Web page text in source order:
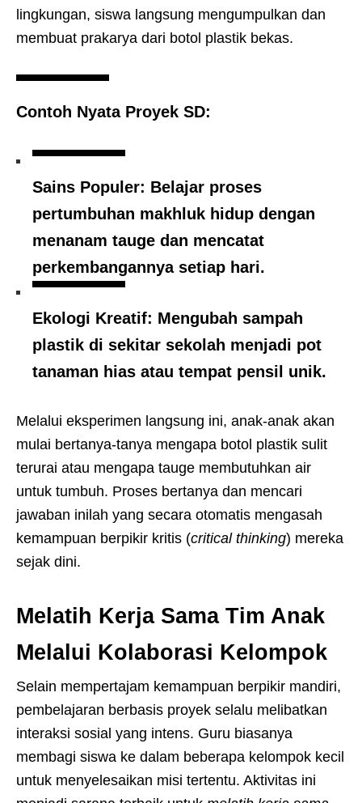
lingkungan, siswa langsung mengumpulkan dan
membuat prakarya dari botol plastik bekas.
Contoh Nyata Proyek SD:
Sains Populer: Belajar proses
pertumbuhan makhluk hidup dengan
menanam tauge dan mencatat
perkembangannya setiap hari.
Ekologi Kreatif: Mengubah sampah
plastik di sekitar sekolah menjadi pot
tanaman hias atau tempat pensil unik.
Melalui eksperimen langsung ini, anak-anak akan
mulai bertanya-tanya mengapa botol plastik sulit
terurai atau mengapa tauge membutuhkan air
untuk tumbuh. Proses bertanya dan mencari
jawaban inilah yang secara otomatis mengasah
kemampuan berpikir kritis (critical thinking) mereka
sejak dini.
Melatih Kerja Sama Tim Anak
Melalui Kolaborasi Kelompok
Selain mempertajam kemampuan berpikir mandiri,
pembelajaran berbasis proyek selalu melibatkan
interaksi sosial yang intens. Guru biasanya
membagi siswa ke dalam beberapa kelompok kecil
untuk menyelesaikan misi tertentu. Aktivitas ini